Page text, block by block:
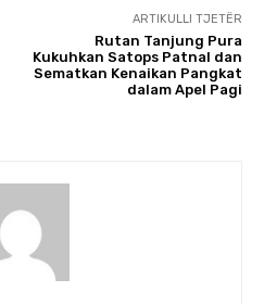
ARTIKULLI TJETËR
Rutan Tanjung Pura
Kukuhkan Satops Patnal dan
Sematkan Kenaikan Pangkat
dalam Apel Pagi